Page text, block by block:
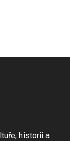
historii a